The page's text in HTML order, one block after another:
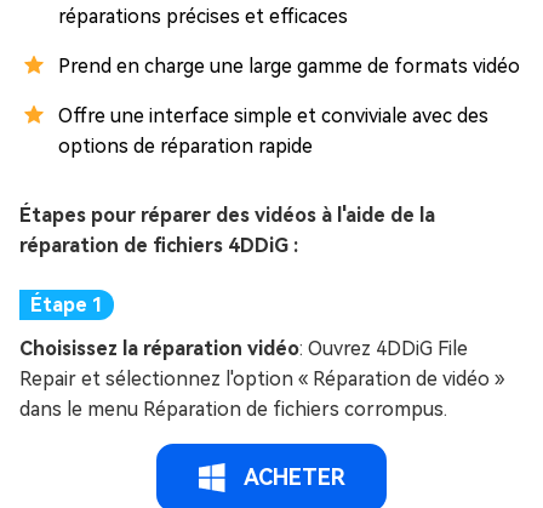
réparations précises et efficaces
Prend en charge une large gamme de formats vidéo
Offre une interface simple et conviviale avec des
options de réparation rapide
Étapes pour réparer des vidéos à l'aide de la
réparation de fichiers 4DDiG :
Choisissez la réparation vidéo: Ouvrez 4DDiG File
Repair et sélectionnez l'option « Réparation de vidéo »
dans le menu Réparation de fichiers corrompus.
ACHETER